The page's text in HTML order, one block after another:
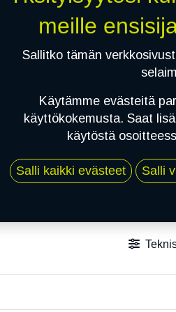
meille
Sallitko tämän
Käytämme evästeitä
käyttökokemusta. Saat
käytöstä
Salli kaikki evästeet Salli